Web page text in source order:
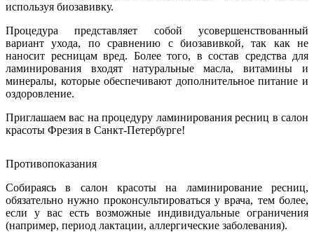
используя биозавивку.
Процедура представляет собой усовершенствованный
вариант ухода, по сравнению с биозавивкой, так как не
наносит ресницам вред. Более того, в состав средства для
ламинирования входят натуральные масла, витамины и
минералы, которые обеспечивают дополнительное питание и
оздоровление.
Приглашаем вас на процедуру ламинирования ресниц в салон
красоты Фрезия в Санкт-Петербурге!
Противопоказания
Собираясь в салон красоты на ламинирование ресниц,
обязательно нужно проконсультироваться у врача, тем более,
если у вас есть возможные индивидуальные ограничения
(например, период лактации, аллергические заболевания).